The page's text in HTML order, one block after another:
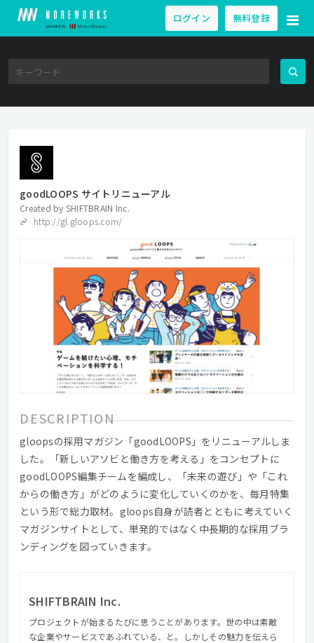
ログイン 無料登録
goodLOOPS サイトリニューアル
Created by SHIFTBRAIN Inc.
http://gl.gloops.com/
DESCRIPTION
gloopsの採用マガジン「goodLOOPS」をリニューアルしま
した。「新しいアソビと働き方を考える」をコンセプトに
goodLOOPS編集チームを編成し、「未来の遊び」や「これ
からの働き方」がどのように変化していくのかを、毎月特集
という形で総力取材。gloops自身が読者とともに考えていく
マガジンサイトとして、単発的ではなく中長期的な採用ブラ
ンディングを図っていきます。
SHIFTBRAIN Inc.
プロジェクトが始まるたびに思うことがあります。世の中は素敵
な企業やサービスであふれている、と。しかしその魅力を伝えら